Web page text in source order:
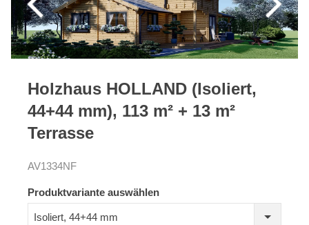
Holzhaus HOLLAND (Isoliert,
44+44 mm), 113 m² + 13 m²
Terrasse
AV1334NF
Produktvariante auswählen
Isoliert, 44+44 mm